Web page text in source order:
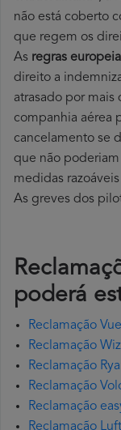
não está coberto
que regem os
As regras
direito a
atrasado por mais
companhia aérea
cancelamento se
que não
medidas
As greves dos
poderá
Reclamação
Reclamação
Reclamação
Reclamação
Reclamação
Reclamação